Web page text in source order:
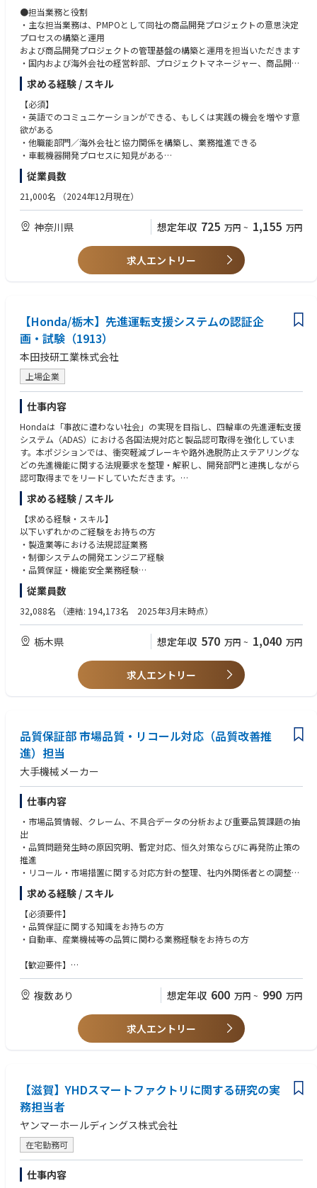
■プロジェクトマネジメント
社内関係者、開発ベンダー、パートナーの関わるプロジェクトリード経験
(2年程度）
■デジタルビジネス、IoT、AI、クラウドに対する知識
コト売りビジネスを支えるデジタル領域の知識・経験
■英語力
英語で運営される会議体に出席し、自身の意見を述べることができると良
い
●担当業務と役割
・主な担当業務は、PMPOとして同社の商品開発プロジェクトの意思決定
プロセスの構築と運用
および商品開発プロジェクトの管理基盤の構築と運用を担当いただきます
・国内および海外会社の経営幹部、プロジェクトマネージャー、商品開発
リーダーと意見交換、調整が必要になります
・商品開発プロジェクトの意思決定プロセスの構築だけでなく、その状況
把握と管理、正確性の担保、改善活動も大切な役割になります
●具体的な仕事内容
・グローバルの各商品開発プロジェクト毎の収支蓋然性の視える化、リス
ク深掘等を通じプロジェクトマネジメント成功の秘訣=暗黙知を把握
データドリブン型のプロジェクトマネジメント基盤構築に貢献
・商品開発プロジェクトの意思決定プロセス／社内業務プロセスの構築・
改善活動 (経営層の意思決定品質向上と現場の業務効率化の両立）
・グローバル各拠点（北米・南米・欧州やアジア地域）の関連部門と連携
の下、商品開発プロジェクトの意思決定プロセス適正運用をリードし、プ
●この仕事を通じて得られること
得できる
・社内規定となる商品開発プロジェクトの意思決定プロセスに携わり、経
営基盤強化に貢献できる
●職場の雰囲気
・少人数ではありますが、様々な世代／経験のメンバーで、年齢や職位に
関係なくフラットに議論・相談を行う活発な組織です
・DX化していくために、新しいことに挑戦できる、自由度の高い活気のあ
る職場です
・テレワークを中心に業務を進め、出社と両立するという業務スタイルで
す
●キャリアパス
商品開発プロジェクトの意思決定プロセスや社内業務プロセスの構築や改
善を実践することで、マネジメントやリーダーシップのスキルを磨く機会
を提供します。
経営層を含めた多様なステークホルダーとの人脈構築を通じて、プレイヤ
ー、エキスパート、マネージャーとしてのキャリアを広げ、海外勤務も選
択肢となります。
求める経験 / スキル
【必須】
・英語でのコミュニケーションができる、もしくは実践の機会を増やす意
欲がある
・他職能部門／海外会社と協力関係を構築し、業務推進できる
・車載機器開発プロセスに知見がある
【歓迎】
・プロジェクトマネジメント経験または知識、設計開発経験または知識が
・データエンジニアや、ITシステムエンジニア、データサイエンティスト
等との実務経験（ITシステムやデータ分析システムの構築など)がある
・データ可視化・分析の経験または知識がある
・データベースの設計・開発・運用の経験または知識がある
・積極的に改善提案や新しい発案提案ができる
・能動的、主体的に活動し、最後までやり遂げる強い意志(やる気)、チャ
レンジ意欲をお持ちの方
従業員数
21,000名 （2024年12月現在）
神奈川県 想定年収 725 万円 ~ 1,155 万円
求人エントリー
【Honda/栃木】先進運転支援システムの認証企
画・試験（1913）
本田技研工業株式会社
上場企業
仕事内容
Hondaは「事故に遭わない社会」の実現を目指し、四輪車の先進運転支援
システム（ADAS）における各国法規対応と製品認可取得を強化していま
す。本ポジションでは、衝突軽減ブレーキや路外逸脱防止ステアリングな
どの先進機能に関する法規要求を整理・解釈し、開発部門と連携しながら
認可取得までをリードしていただきます。
高度化する認証業務や幅広い法規対応、複数機種の管理を担うやりがいの
あるポジションで、自らの経験・知見を存分に活かし、最先端の技術と社
会貢献に直結する仕事に挑戦できます。
【具体的には】
先進運転支援システム（衝突軽減ブレーキ、路外逸脱防止ステアリング、
・各国法規が要求する項目についての明確化と必要対応事項の検証
・法規要求に基づく開発部門との整合、課題抽出、対応策の設計
・認可取得に向けた試験（官庁/審査機関立会いの公式審査を含む）の実
※各国の認可試験支援、当局の主催の勉強会に参加する為、年に数回の海
外出張が発生する場合がございます。
換を命じる場合がございます。
【魅力・やりがい】
・最新の先進運転支援機能に触れることができます。
・ADAS／自動運転分野という、今後も成長が期待される領域でキャリア
を築けます。
・書類だけでなく、実車を用いた評価・認可試験にも関与し、「机上検討
で終わらない」現場感ある業務を経験できます。
【現場従業員の声】
■30代社員/キャリア入社(前職：化学薬品原料メーカー)
運転支援機能の認可試験や仕様の適法性確認を担当しています。前職は化
学薬品の原料メーカーのため、自身が携わった業務で達成感を得ることが
あまりありませんでした。今は、街中で自身が認可に携わったHonda車を
見るたびに業務の達成感を感じます。Hondaの多様な文化や各領域のエキ
スパートと関わることに日々刺激を受け、達成感を得られることが魅力だ
と思います。
■30代社員/キャリア入社（前職：自動車メーカー）
「現在、サイバーセキュリティの認可試験を担当しています。日々進化し
ていく技術や社会情勢に合わせ法規も進歩しており、製品化には各部門・
領域のエキスパートとの連携や認可当局との交渉が欠かせません。認可取
得という社会の要請に応え、最先端の製品を送り出すことにやりがいや責
任を強く感じます」。
求める経験 / スキル
【求める経験・スキル】
以下いずれかのご経験をお持ちの方
・製造業等における法規認証業務
・制御システムの開発エンジニア経験
・品質保証・機能安全業務経験
・製造業等における認証審査機関業務経験
【上記に加えて歓迎する経験・スキル】
【求める人物像】
・Hondaフィロソフィーに共感いただける方
・法規・基準・ルールの背景や意図を理解し、表面的な解釈にとどまらず
本質を捉えられる方
・関係者の立場や背景を理解したうえで、粘り強く合意形成を進められる
方
従業員数
32,088名 （連結: 194,173名 2025年3月末時点）
栃木県 想定年収 570 万円 ~ 1,040 万円
求人エントリー
品質保証部 市場品質・リコール対応（品質改善推
進）担当
大手機械メーカー
仕事内容
・市場品質情報、クレーム、不具合データの分析および重要品質課題の抽
出
・品質問題発生時の原因究明、暫定対応、恒久対策ならびに再発防止策の
推進
・リコール・市場措置に関する対応方針の整理、社内外関係者との調整、
進捗管理
・FMEA、なぜなぜ分析、QC手法等を活用した未然防止活動の企画・推進
・品質問題に関する標準化、教育、仕組み化を通じた品質保証体制の強化
求める経験 / スキル
【必須要件】
・品質保証に関する知識をお持ちの方
・自動車、産業機械等の品質に関わる業務経験をお持ちの方
【歓迎要件】
・官公庁や関連会社との折衝・報告経験をお持ちの方
・円滑に関係者とコミュニケーションを図り、調整業務を推進できる方
複数あり 想定年収 600 万円 ~ 990 万円
求人エントリー
【滋賀】YHDスマートファクトリに関する研究の実
務担当者
ヤンマーホールディングス株式会社
在宅勤務可
仕事内容